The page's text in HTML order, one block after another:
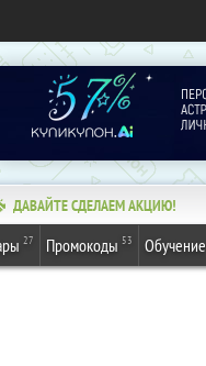
ДАВАЙТЕ СДЕЛАЕМ АКЦИЮ!
27 Промокоды 53 Обучение